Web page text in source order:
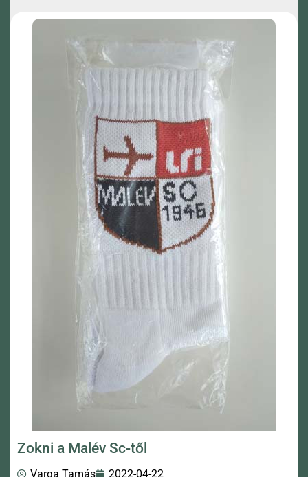
Zokni a Malév Sc-től
Varga Tamás 2022-04-22